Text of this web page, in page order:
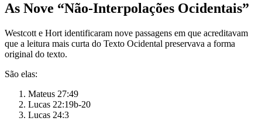
As Nove “Não-Interpolações Ocidentais”
Westcott e Hort identificaram nove passagens em que acreditavam
que a leitura mais curta do Texto Ocidental preservava a forma
original do texto.
São elas:
Mateus 27:49
Lucas 22:19b-20
Lucas 24:3